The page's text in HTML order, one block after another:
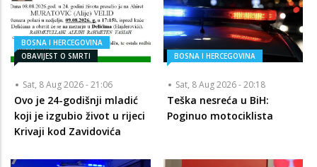
BOSNA I HERCEGOVINA
OBAVIJEST O SMRTI
Sat, 8 Aug 2026 - 21:06
Ovo je 24-godišnji mladić
koji je izgubio život u rijeci
Krivaji kod Zavidovića
BOSNA I HERCEGOVINA
Sat, 8 Aug 2026 - 20:18
Teška nesreća u BiH:
Poginuo motociklista